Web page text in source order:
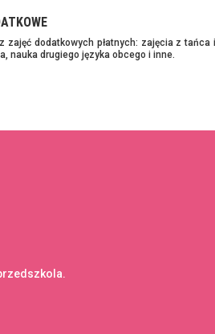
zajęć dodatkowych płatnych: zajęcia z tańca
nauka drugiego języka obcego i inne.